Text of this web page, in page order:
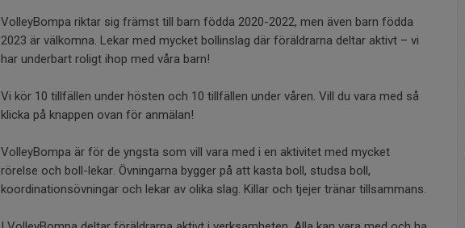
VolleyBompa riktar sig främst till barn födda 2020-2022, men även barn födda
2023 är välkomna. Lekar med mycket bollinslag där föräldrarna deltar aktivt – vi
har underbart roligt ihop med våra barn!
Vi kör 10 tillfällen under hösten och 10 tillfällen under våren. Vill du vara med så
klicka på knappen ovan för anmälan!
VolleyBompa är för de yngsta som vill vara med i en aktivitet med mycket
rörelse och boll-lekar. Övningarna bygger på att kasta boll, studsa boll,
koordinationsövningar och lekar av olika slag. Killar och tjejer tränar tillsammans.